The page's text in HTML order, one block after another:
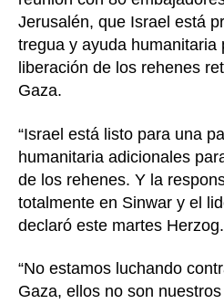
Jerusalén, que Israel está
tregua y ayuda humanitaria
liberación de los rehenes
Gaza.
“Israel está listo para una
humanitaria adicionales
de los rehenes. Y la
totalmente en Sinwar y el
declaró este martes Herzog.
“No estamos luchando
Gaza, ellos no son